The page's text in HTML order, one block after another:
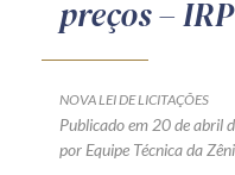
Guia de
preços – IRP
NOVA LEI DE LICITAÇÕES
Publicado em 20 de abril
por Equipe Técnica da